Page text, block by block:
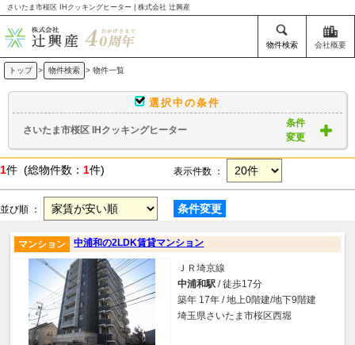
さいたま市桜区 IHクッキングヒーター | 株式会社 辻興産
物件検索 会社概要
トップ > 物件検索 > 物件一覧
選択中の条件
さいたま市桜区 IHクッキングヒーター
条件
変更
1件 (総物件数： 1件) 表示件数 ：
並び順 ： 条件変更
中浦和の2LDK賃貸マンション
マンション
ＪＲ埼京線
中浦和駅 / 徒歩17分
築年 17年 / 地上0階建/地下9階建
埼玉県さいたま市桜区西堀